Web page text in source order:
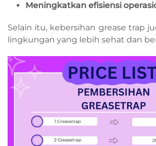
Meningkatkan efisiensi
Selain itu, kebersihan grease trap
lingkungan yang lebih sehat dan